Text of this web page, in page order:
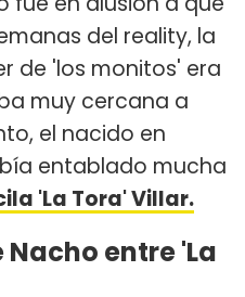
del reality, la
de 'los monitos' era
muy cercana a
el nacido en
entablado mucha
'La Tora' Villar.
entre 'La